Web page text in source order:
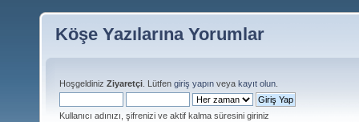
Köşe Yazılarına Yorumlar
Hoşgeldiniz Ziyaretçi . Lütfen giriş yapın veya kayıt olun
Kullanıcı adınızı, şifrenizi ve aktif kalma süresini giriniz